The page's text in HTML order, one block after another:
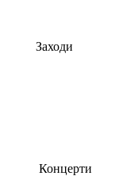
Заходи
Концерти